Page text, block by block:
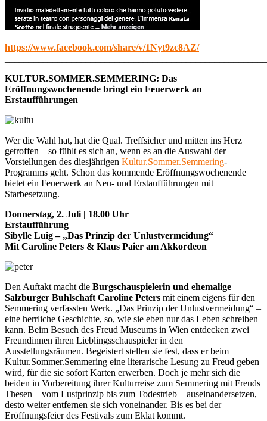
https://www.facebook.com/share/v/1Nyt9zc8AZ/
KULTUR.SOMMER.SEMMERING: Das
Eröffnungswochenende bringt ein Feuerwerk an
Erstaufführungen
Wer die Wahl hat, hat die Qual. Treffsicher und mitten ins Herz
getroffen – so fühlt es sich an, wenn es an die Auswahl der
Vorstellungen des diesjährigen Kultur.Sommer.Semmering-
Programms geht. Schon das kommende Eröffnungswochenende
bietet ein Feuerwerk an Neu- und Erstaufführungen mit
Starbesetzung.
Donnerstag, 2. Juli | 18.00 Uhr
Erstaufführung
Sibylle Luig – „Das Prinzip der Unlustvermeidung“
Mit Caroline Peters & Klaus Paier am Akkordeon
Den Auftakt macht die Burgschauspielerin und ehemalige
Salzburger Buhlschaft Caroline Peters mit einem eigens für den
Semmering verfassten Werk. „Das Prinzip der Unlustvermeidung“ –
eine herrliche Geschichte, so, wie sie eben nur das Leben schreiben
kann. Beim Besuch des Freud Museums in Wien entdecken zwei
Freundinnen ihren Lieblingsschauspieler in den
Ausstellungsräumen. Begeistert stellen sie fest, dass er beim
Kultur.Sommer.Semmering eine literarische Lesung zu Freud geben
wird, für die sie sofort Karten erwerben. Doch je mehr sich die
beiden in Vorbereitung ihrer Kulturreise zum Semmering mit Freuds
Thesen – vom Lustprinzip bis zum Todestrieb – auseinandersetzen,
desto weiter entfernen sie sich voneinander. Bis es bei der
Eröffnungsfeier des Festivals zum Eklat kommt.